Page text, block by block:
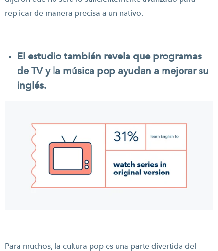
replicar de manera precisa a un nativo.
El estudio también revela que programas
de TV y la música pop ayudan a mejorar su
inglés.
Para muchos, la cultura pop es una parte divertida del